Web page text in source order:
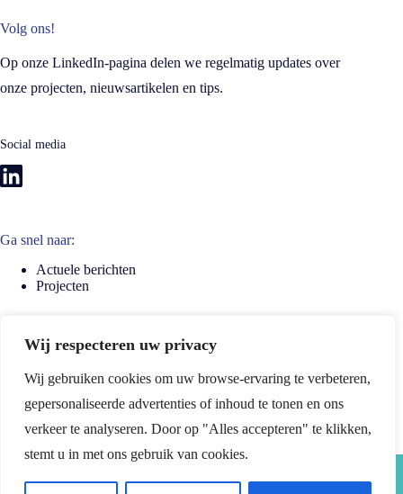
Wij respecteren uw privacy
Wij gebruiken cookies om uw browse-ervaring te verbeteren,
gepersonaliseerde advertenties of inhoud te tonen en ons
verkeer te analyseren. Door op "Alles accepteren" te klikken,
stemt u in met ons gebruik van cookies.
Volg ons!
Op onze LinkedIn-pagina delen we regelmatig updates over
onze projecten, nieuwsartikelen en tips.
Social media
Ga snel naar:
Actuele berichten
Projecten
CONTACT
© 2026 Bouwstroom Noord